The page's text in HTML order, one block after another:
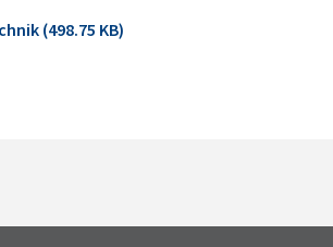
(498.75 KB)